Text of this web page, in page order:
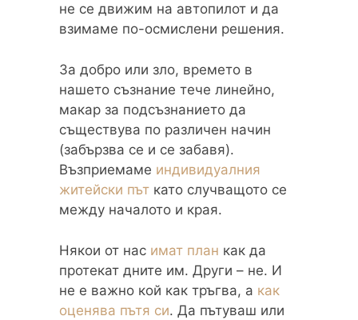
не се движим на автопилот и да
взимаме по-осмислени решения.
За добро или зло, времето в
нашето съзнание тече линейно,
макар за подсъзнанието да
съществува по различен начин
(забързва се и се забавя).
Възприемаме индивидуалния
житейски път като случващото се
между началото и края.
Някои от нас имат план как да
протекат дните им. Други – не. И
не е важно кой как тръгва, а как
оценява пътя си. Да пътуваш или